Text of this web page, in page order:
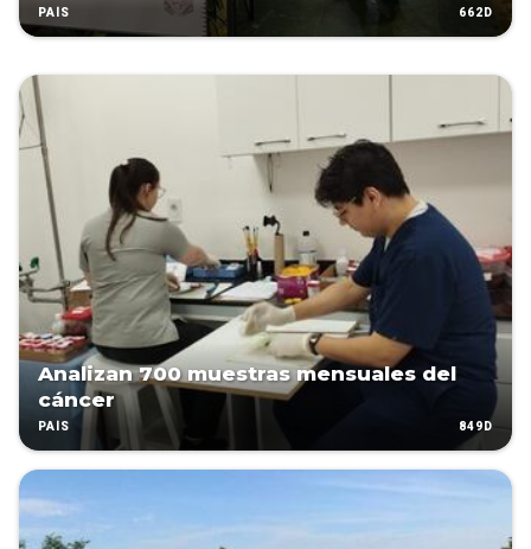
PAÍS 662D
Analizan 700 muestras mensuales del
cáncer
PAÍS 849D